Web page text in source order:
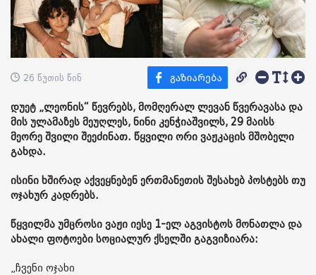
26 წუთის წინ
დუეტ „ლეონის“ წევრებს, მომღერალ ლევან წვერავასა და
მის ულამაზეს მეუღლეს, ნინი კენჭიაშვილს, 29 მაისს
მეორე შვილი შეეძინათ. წყვილი ორი ვაჟკაცის მშობელი
გახდა.
ისინი ხშირად აქვეყნებენ ერთმანეთის შესახებ პოსტებს თუ
ოჯახურ კადრებს.
წყვილმა უმცროსი ვაჟი იესე 1-ელ აგვისტოს მონათლა და
ახალი ფოტოები სოციალურ ქსელში გაგვიზიარა:
„ჩვენი ოჯახი